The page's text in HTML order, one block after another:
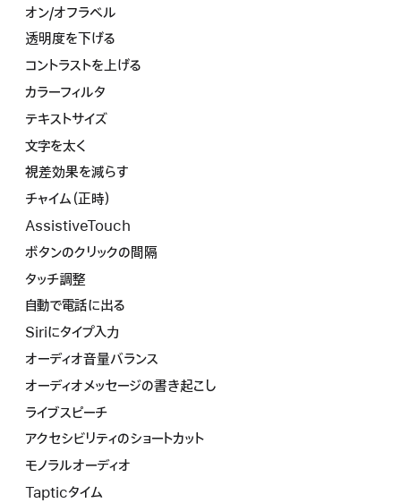
オン/オフラベル
透明度を下げる
コントラストを上げる
カラーフィルタ
テキストサイズ
文字を太く
視差効果を減らす
チャイム（正時）
AssistiveTouch
ボタンのクリックの間隔
タッチ調整
自動で電話に出る
Siriにタイプ入力
オーディオ音量バランス
オーディオメッセージの書き起こし
ライブスピーチ
アクセシビリティのショートカット
モノラルオーディオ
Tapticタイム